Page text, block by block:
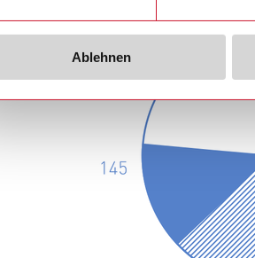
Ablehnen